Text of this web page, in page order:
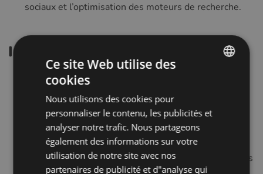
sociaux et l’optimisation des moteurs de recherche.
Inconvénients potentiels
Autonomie limitée : les contrats de franchise
stipulent souvent un contrôle strict sur la sélection
des stocks, le choix des fournisseurs et les décisions
relatives à l’image de marque.
Frais permanents : les redevances de franchise et les
contributions au fonds publicitaire peuvent réduire les
GERMAN
Ce site Web utilise des
cookies
Nous utilisons des cookies pour
personnaliser le contenu, les publicités et
analyser notre trafic. Nous partageons
également des informations sur votre
utilisation de notre site avec nos
partenaires de publicité et d"analyse qui